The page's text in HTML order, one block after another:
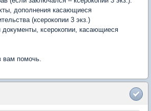
дополнения касающиеся
(ксерокопии 3 экз.)
ксерокопии, касающиеся
вам помочь.